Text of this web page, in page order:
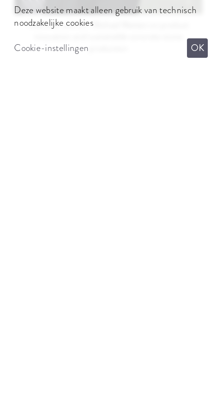
Interview with Dr. Michael Metten on product
Deze website maakt alleen gebruik van technisch
noodzakelijke cookies
Cookie-instellingen
OK